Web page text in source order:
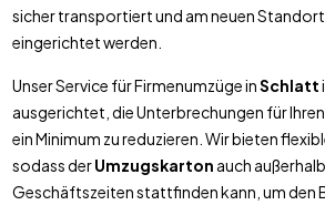
sicher transportiert und am neuen
eingerichtet werden.
Unser Service für Firmenumzüge inSchlatt
ausgerichtet, die Unterbrechungen für
ein Minimum zu reduzieren. Wir bieten
sodass derUmzugskarton auch
Geschäftszeiten stattfinden kann, um den